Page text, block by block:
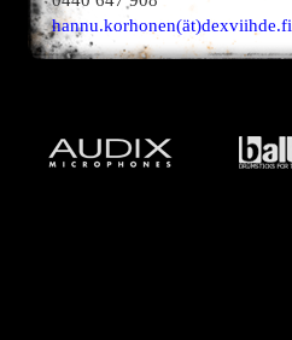
hannu.korhonen(ät)dexviihde.fi